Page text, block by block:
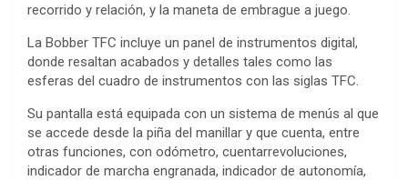
recorrido y relación, y la maneta de embrague a juego.
La Bobber TFC incluye un panel de instrumentos digital,
donde resaltan acabados y detalles tales como las
esferas del cuadro de instrumentos con las siglas TFC.
Su pantalla está equipada con un sistema de menús al que
se accede desde la piña del manillar y que cuenta, entre
otras funciones, con odómetro, cuentarrevoluciones,
indicador de marcha engranada, indicador de autonomía,